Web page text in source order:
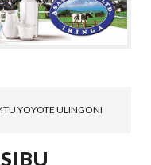
YOYOTE ULINGONI